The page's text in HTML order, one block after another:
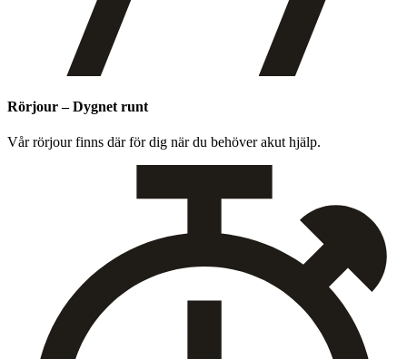
Rörjour – Dygnet runt
Vår rör­jour finns där för dig när du behöver akut hjälp.